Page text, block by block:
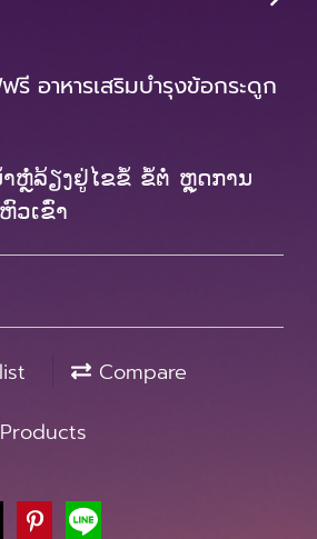
อาหารเสริมบำรุงข้อกระดูก
ຳຫຼໍ່ລ້ຽງຢູ່ໄຂຂໍ້ ຂໍ້ຕໍ່ ຫຼຸດການ
ວເຂົ່າ
Compare
Products